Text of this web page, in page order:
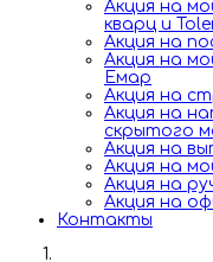
Акция на
кварц и
Акция на
Акция на
Емар
Акция на
Акция на
скрытого
Акция на
Акция на
Акция на
Акция на
Контакты